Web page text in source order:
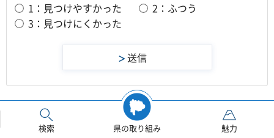
検索 県の取り組み 魅力
1：見つけやすかった
2：ふつう
3：見つけにくかった
このページを見た人はこんなページも見てい